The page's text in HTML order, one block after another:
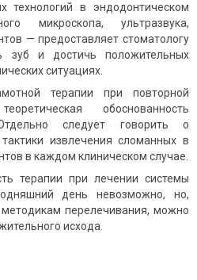
технологий в эндодонтическом
микроскопа, ультразвука,
— предоставляет стоматологу
зуб и достичь положительных
ситуациях.
терапии при повторной
обоснованность
следует говорить о
извлечения сломанных в
в каждом клиническом случае.
терапии при лечении системы
день невозможно, но,
перелечивания, можно
исхода.